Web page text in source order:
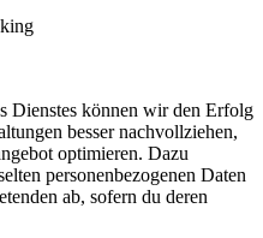
Dienstes können wir den Erfolg
besser nachvollziehen,
optimieren. Dazu
personenbezogenen Daten
ab, sofern du deren